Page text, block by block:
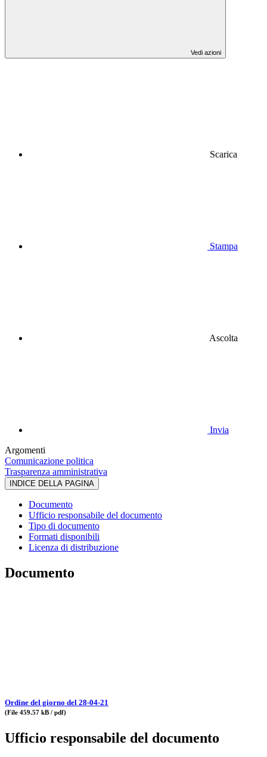
Vedi azioni
Scarica
Stampa
Ascolta
Invia
Argomenti
Comunicazione politica
Trasparenza amministrativa
INDICE DELLA PAGINA
Documento
Ufficio responsabile del documento
Tipo di documento
Formati disponibili
Licenza di distribuzione
Documento
Ordine del giorno del 28-04-21
(File 459.57 kB / pdf)
Ufficio responsabile del documento